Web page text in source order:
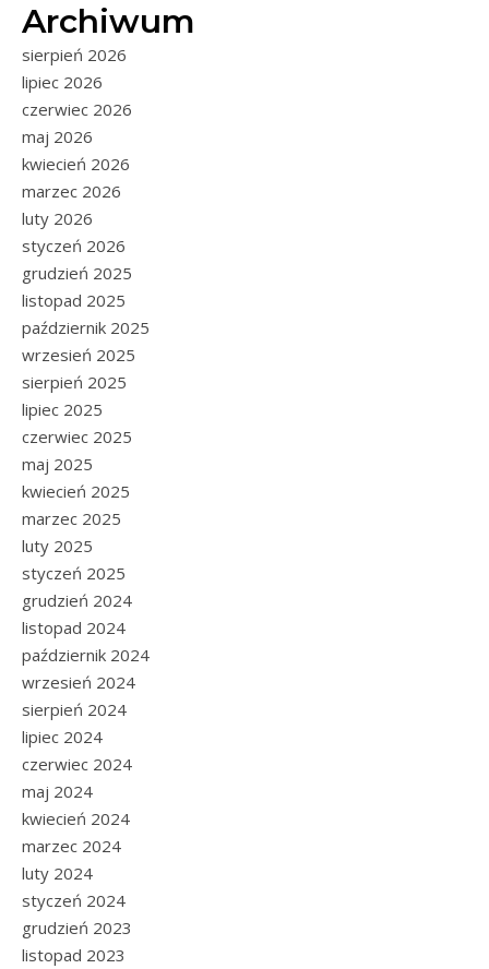
Archiwum
sierpień 2026
lipiec 2026
czerwiec 2026
maj 2026
kwiecień 2026
marzec 2026
luty 2026
styczeń 2026
grudzień 2025
listopad 2025
październik 2025
wrzesień 2025
sierpień 2025
lipiec 2025
czerwiec 2025
maj 2025
kwiecień 2025
marzec 2025
luty 2025
styczeń 2025
grudzień 2024
listopad 2024
październik 2024
wrzesień 2024
sierpień 2024
lipiec 2024
czerwiec 2024
maj 2024
kwiecień 2024
marzec 2024
luty 2024
styczeń 2024
grudzień 2023
listopad 2023